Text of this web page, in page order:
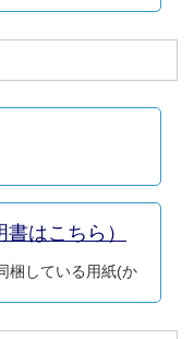
はこちら）
梱している用紙(か